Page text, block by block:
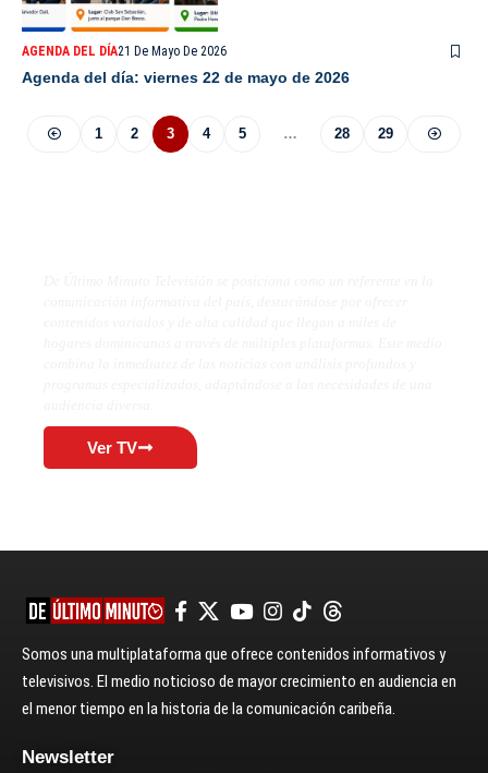
AGENDA DEL DÍA21 De Mayo De 2026
Agenda del día: viernes 22 de mayo de 2026
1 2 3 4 5 … 28 29
Ver TV
Somos una multiplataforma que ofrece contenidos informativos y
televisivos. El medio noticioso de mayor crecimiento en audiencia en
el menor tiempo en la historia de la comunicación caribeña.
Newsletter